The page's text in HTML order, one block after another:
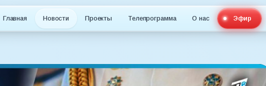
Главная Новости Проекты Телепрограмма О нас Эфир